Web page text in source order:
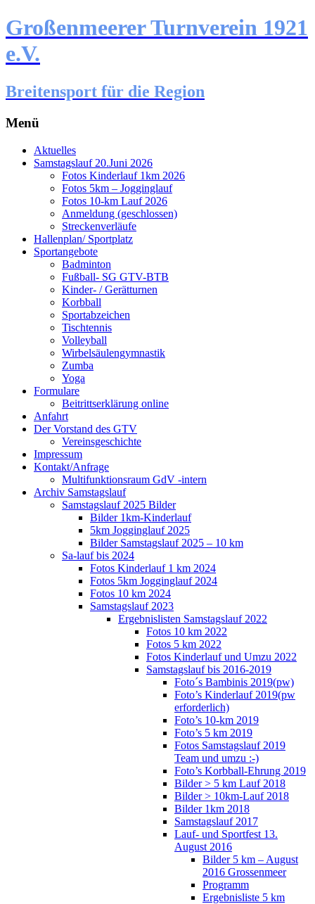
Großenmeerer Turnverein 1921
e.V.
Breitensport für die Region
Menü
Zum
Inhalt
Aktuelles
Samstagslauf 20.Juni 2026
Fotos Kinderlauf 1km 2026
Fotos 5km – Jogginglauf
Fotos 10-km Lauf 2026
Anmeldung (geschlossen)
Streckenverläufe
Hallenplan/ Sportplatz
Sportangebote
Badminton
Fußball- SG GTV-BTB
Kinder- / Gerätturnen
Korbball
Sportabzeichen
Tischtennis
Volleyball
Wirbelsäulengymnastik
Zumba
Yoga
Formulare
Beitrittserklärung online
Anfahrt
Der Vorstand des GTV
Vereinsgeschichte
Impressum
Kontakt/Anfrage
Multifunktionsraum GdV -intern
Archiv Samstagslauf
Samstagslauf 2025 Bilder
Bilder 1km-Kinderlauf
5km Jogginglauf 2025
Bilder Samstagslauf 2025 – 10 km
Sa-lauf bis 2024
Fotos Kinderlauf 1 km 2024
Fotos 5km Jogginglauf 2024
Fotos 10 km 2024
Samstagslauf 2023
Ergebnislisten Samstagslauf 2022
Fotos 10 km 2022
Fotos 5 km 2022
Fotos Kinderlauf und Umzu 2022
Samstagslauf bis 2016-2019
Foto´s Bambinis 2019(pw)
Foto’s Kinderlauf 2019(pw
erforderlich)
Foto’s 10-km 2019
Foto’s 5 km 2019
Fotos Samstagslauf 2019
Team und umzu :-)
Foto’s Korbball-Ehrung 2019
Bilder > 5 km Lauf 2018
Bilder > 10km-Lauf 2018
Bilder 1km 2018
Samstagslauf 2017
Lauf- und Sportfest 13.
August 2016
Bilder 5 km – August
2016 Grossenmeer
Programm
Ergebnisliste 5 km